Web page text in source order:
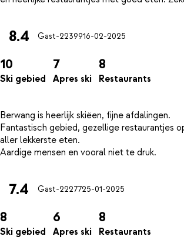
8.4 Gast-2239916-02-2025
10
Ski gebied
7
Apres ski
8
Restaurants
Berwang is heerlijk skiëen, fijne afdalingen.
Fantastisch gebied, gezellige restaurantjes
aller lekkerste eten.
7.4 Gast-2227725-01-2025
8
Ski gebied
6
Apres ski
8
Restaurants